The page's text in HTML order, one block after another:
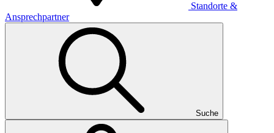
Standorte &
Ansprechpartner
Suche